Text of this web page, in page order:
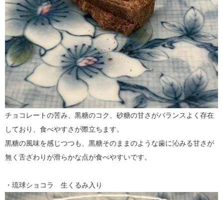
チョコレートの苦み、黒糖のコク、砂糖の甘さがバランスよく存在
しており、食べやすさが際立ちます。
黒糖の風味を感じつつも、黒糖そのままのような歯に沁みる甘さが
無く舌ざわりが滑らかな点が食べやすいです。
・琉球ショコラ 生くるみ入り